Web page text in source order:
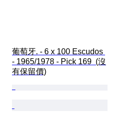
葡萄牙. - 6 x 100 Escudos
- 1965/1978 - Pick 169  (沒
有保留價)